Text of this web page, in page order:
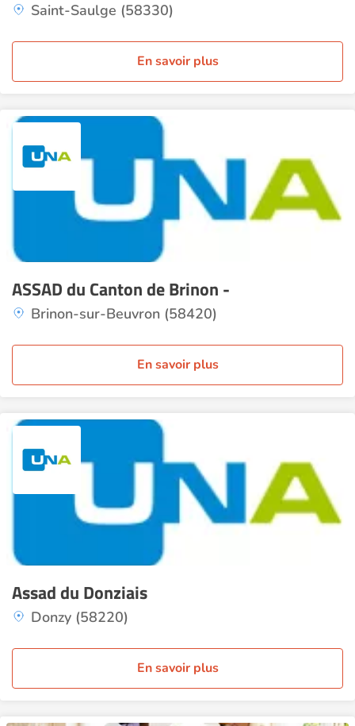
Saint-Saulge (58330)
En savoir plus
ASSAD du Canton de Brinon -
Brinon-sur-Beuvron (58420)
En savoir plus
Assad du Donziais
Donzy (58220)
En savoir plus